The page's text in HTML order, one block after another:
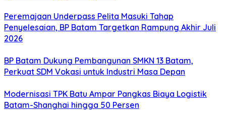
Peremajaan Underpass Pelita Masuki Tahap
Penyelesaian, BP Batam Targetkan Rampung Akhir Juli
2026
BP Batam Dukung Pembangunan SMKN 13 Batam,
Perkuat SDM Vokasi untuk Industri Masa Depan
Modernisasi TPK Batu Ampar Pangkas Biaya Logistik
Batam-Shanghai hingga 50 Persen